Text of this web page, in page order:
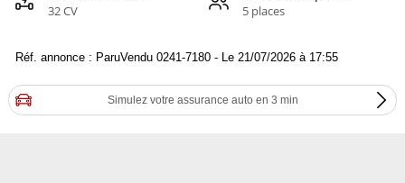
32 CV 5 places
Réf. annonce : ParuVendu 0241-7180 - Le 21/07/2026 à 17:55
Simulez votre assurance auto en 3 min